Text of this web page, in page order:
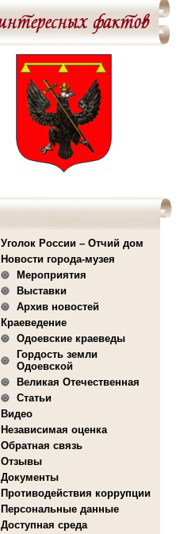
Уголок России – Отчий дом
Новости города-музея
Мероприятия
Выставки
Архив новостей
Краеведение
Одоевские краеведы
Гордость земли
Одоевской
Великая Отечественная
Статьи
Видео
Независимая оценка
Обратная связь
Отзывы
Документы
Противодействия коррупции
Персональные данные
Доступная среда